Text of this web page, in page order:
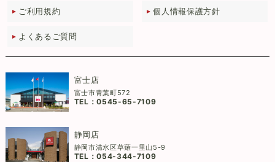
ご利用規約 個人情報保護方針
よくあるご質問
富士店
富士市青葉町572
TEL：0545-65-7109
静岡店
静岡市清水区草薙一里山5-9
TEL：054-344-7109